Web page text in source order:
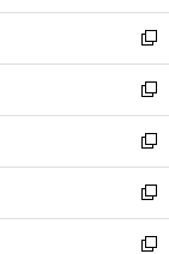
ウ
で
開
く
ン
ド
ウ
で
開
く
新
し
い
ウ
ィ
ン
ド
ウ
で
新
し
い
ウ
ィ
ン
ド
新
し
い
ウ
ィ
新
し
い
新